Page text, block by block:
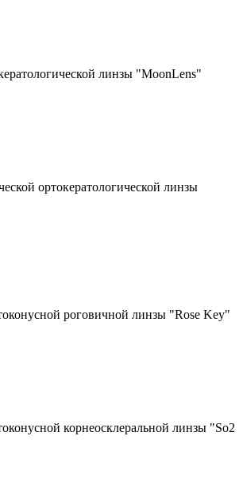
линзы "MoonLens"
ортокератологической линзы
роговичной линзы "Rose Key"
корнеосклеральной линзы "So2